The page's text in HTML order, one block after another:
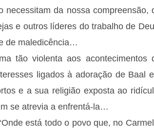
necessitam da nossa compreensão,
e outros líderes do trabalho de
de maledicência…
tão violenta aos acontecimentos
ligados à adoração de Baal
e a sua religião exposta ao
se atrevia a enfrentá-la…
está todo o povo que, no